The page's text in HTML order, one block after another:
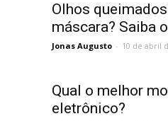
Olhos
máscara? Saiba
Jonas Augusto - 10 de abril
Qual o melhor
eletrônico?